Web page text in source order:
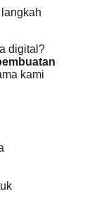
digital?
kami